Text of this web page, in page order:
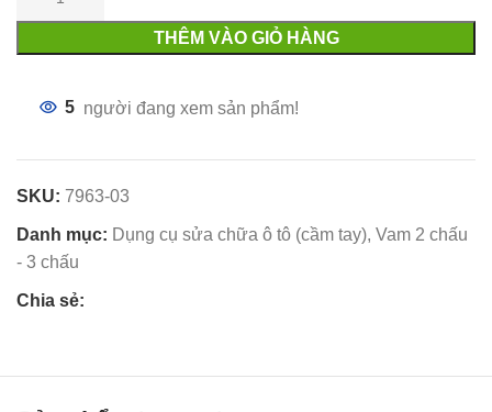
THÊM VÀO GIỎ HÀNG
5 người đang xem sản phẩm!
SKU: 7963-03
Danh mục: Dụng cụ sửa chữa ô tô (cầm tay), Vam 2 chấu
- 3 chấu
Chia sẻ: